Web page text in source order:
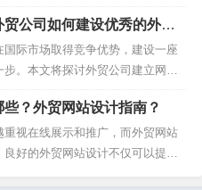
比较出色的平台进行深入分析。
平台之一，Alibaba堪称正规外贸
公司如何建设优秀的外贸
际市场取得竞争优势，建设一座
。本文将探讨外贸公司建立网站
优秀的外贸网站，为企业赢得更
立网站的过程中，首要考虑的是
、与公司业务相关的域...
？外贸网站设计指南？
视在线展示和推广，而外贸网站
好的外贸网站设计不仅可以提升